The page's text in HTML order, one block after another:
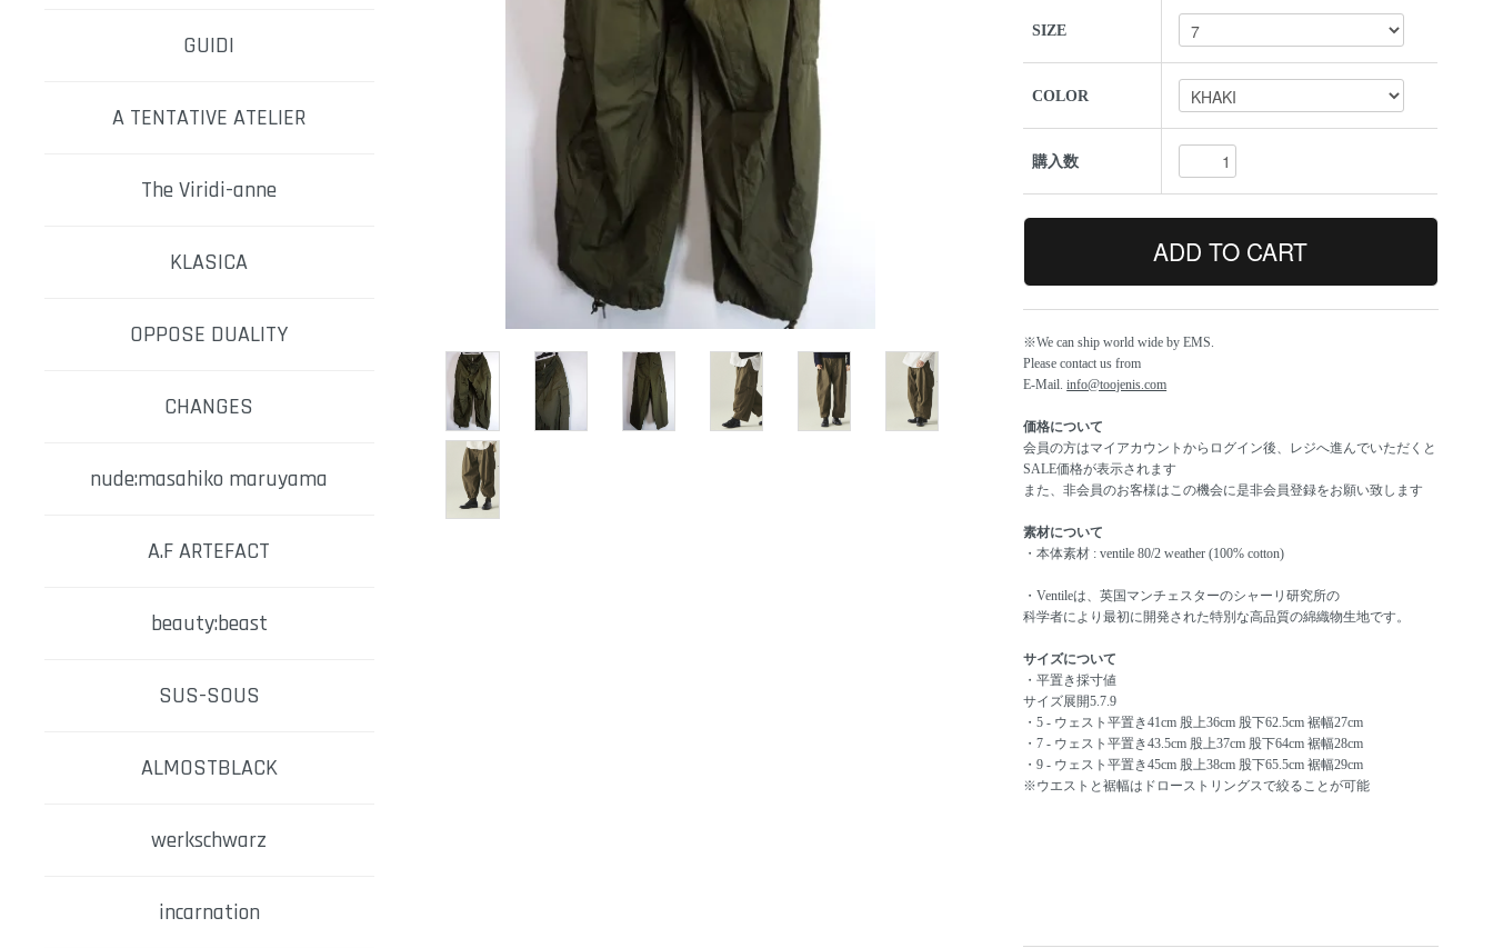
SIZE
COLOR
購入数
※We can ship world wide by EMS.
Please contact us from
E-Mail.info@toojenis.com
価格について
会員の方はマイアカウントからログイン後、レジへ進んでいただくと
SALE価格が表示されます
また、非会員のお客様はこの機会に是非会員登録をお願い致します
素材について
・本体素材 : ventile 80/2 weather (100% cotton)
・Ventileは、英国マンチェスターのシャーリ研究所の
科学者により最初に開発された特別な高品質の綿織物生地です。
サイズについて
・平置き採寸値
サイズ展開5.7.9
・5 - ウェスト平置き41cm 股上36cm 股下62.5cm 裾幅27cm
・7 - ウェスト平置き43.5cm 股上37cm 股下64cm 裾幅28cm
・9 - ウェスト平置き45cm 股上38cm 股下65.5cm 裾幅29cm
※ウエストと裾幅はドローストリングスで絞ることが可能
GUIDI
A TENTATIVE ATELIER
The Viridi-anne
KLASICA
OPPOSE DUALITY
CHANGES
nude:masahiko maruyama
A.F ARTEFACT
beauty:beast
SUS-SOUS
ALMOSTBLACK
werkschwarz
incarnation